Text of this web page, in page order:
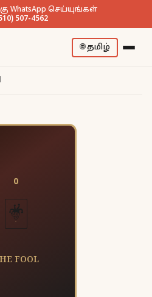
WhatsApp செய்யுங்கள்
507-4562
🌐தமிழ்
0
🃏
FOOL